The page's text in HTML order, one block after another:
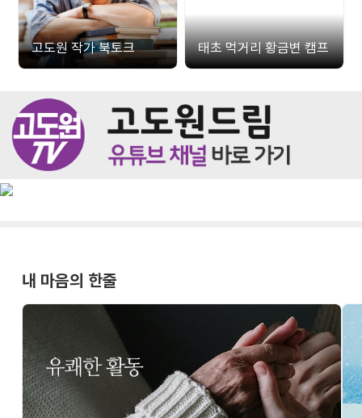
고도원 작가 북토크 태초 먹거리 황금변 캠프
내 마음의 한줄